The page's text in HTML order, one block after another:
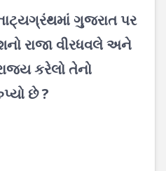
ગુજરાત પર
રાજા વીરધવલે અને
કરેલો તેનો
છે ?